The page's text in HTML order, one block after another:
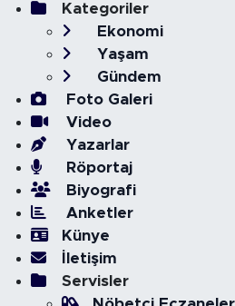
Kategoriler
Ekonomi
Yaşam
Gündem
Foto Galeri
Video
Yazarlar
Röportaj
Biyografi
Anketler
Künye
İletişim
Servisler